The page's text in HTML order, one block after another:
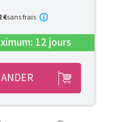
€sans frais
12 jours